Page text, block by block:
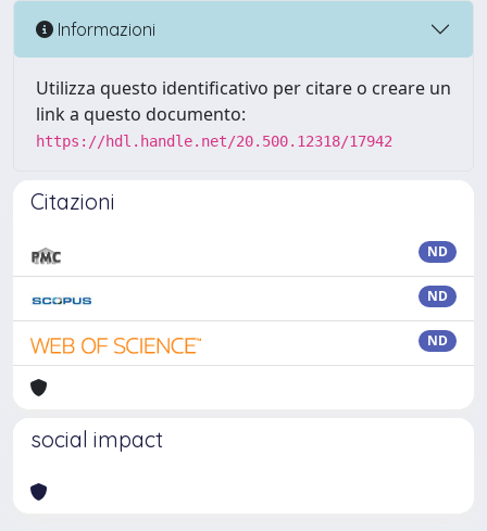
Informazioni
Utilizza questo identificativo per citare o creare un
link a questo documento:
https://hdl.handle.net/20.500.12318/17942
Citazioni
ND
ND
ND
social impact